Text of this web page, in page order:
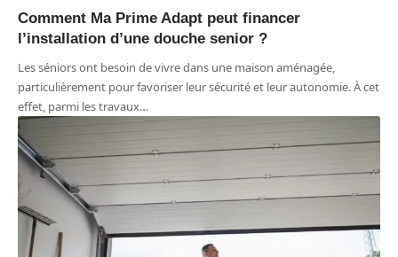
Comment Ma Prime Adapt peut financer
l’installation d’une douche senior ?
Les séniors ont besoin de vivre dans une maison aménagée,
particulièrement pour favoriser leur sécurité et leur autonomie. À cet
effet, parmi les travaux…